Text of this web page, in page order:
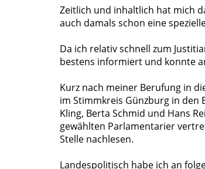
Zeitlich und inhaltlich hat mich
auch damals schon eine
Da ich relativ schnell zum
bestens informiert und konnte
Kurz nach meiner Berufung in
im Stimmkreis Günzburg in den
Kling, Berta Schmid und Hans
gewählten Parlamentarier
Stelle nachlesen.
Landespolitisch habe ich an